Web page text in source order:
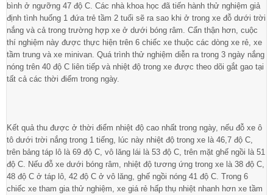
bình ở ngưỡng 47 độ C. Các nhà khoa học đã tiến hành thử nghiệm giả
định tình huống 1 đứa trẻ tầm 2 tuổi sẽ ra sao khi ở trong xe đỗ dưới trời
nắng và cả trong trường hợp xe ở dưới bóng râm. Cẩn thận hơn, cuộc
thí nghiệm này được thực hiện trên 6 chiếc xe thuộc các dòng xe rẻ, xe
tầm trung và xe minivan. Quá trình thử nghiệm diễn ra trong 3 ngày nắng
nóng trên 40 độ C liên tiếp và nhiệt độ trong xe được theo dõi gắt gao tại
tất cả các thời điểm trong ngày.
Kết quả thu được ở thời điểm nhiệt độ cao nhất trong ngày, nếu đỗ xe ô
tô dưới trời nắng trong 1 tiếng, lúc này nhiệt độ trong xe là 46,7 độ C,
trên bảng táp lô là 69 độ C, vô lăng lái là 53 độ C, trên mặt ghế ngồi là 51
độ C. Nếu đỗ xe dưới bóng râm, nhiệt độ tương ứng trong xe là 38 độ C,
48 độ C ở táp lô, 42 độ C ở vô lăng, ghế ngồi nóng 41 độ C. Trong 6
chiếc xe tham gia thử nghiệm, xe giá rẻ hấp thụ nhiệt nhanh hơn xe tầm